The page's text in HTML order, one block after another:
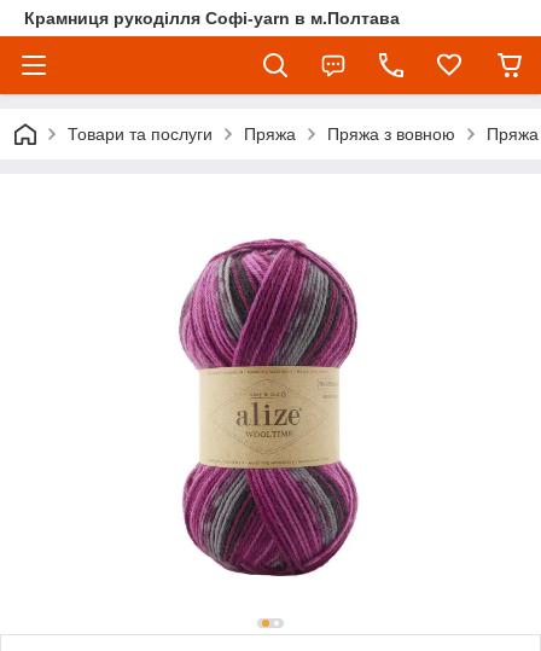
Крамниця рукоділля Софі-yarn в м.Полтава
Товари та послуги Пряжа Пряжа з вовною Пряжа